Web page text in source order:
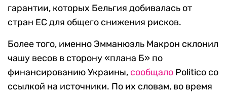
гарантии, которых Бельгия добивалась от
стран ЕС для общего снижения рисков.
Более того, именно Эмманюэль Макрон склонил
чашу весов в сторону «плана Б» по
финансированию Украины, сообщало Politico со
ссылкой на источники. По их словам, во время